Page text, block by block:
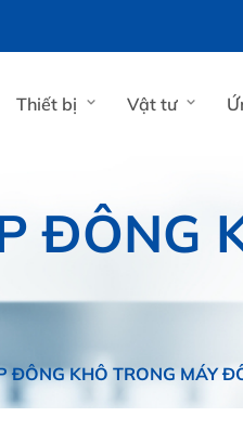
Thiết bị Vật tư
ĐÔNG
ĐÔNG KHÔ TRONG MÁY